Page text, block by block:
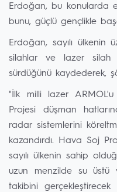
Erdoğan, bu konularda
bunu, güçlü gençlikle
Erdoğan, sayılı ülkenin
silahlar ve lazer silah
sürdüğünü kaydederek,
"İlk milli lazer
Projesi düşman
radar sistemlerini
kazandırdı. Hava Soj
sayılı ülkenin sahip
uzun menzilde su
takibini